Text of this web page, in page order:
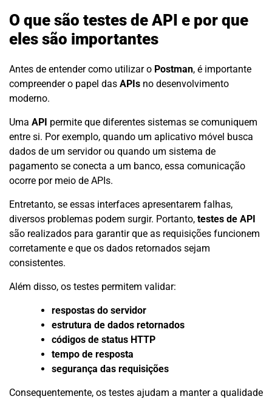
O que são testes de API e por que
eles são importantes
Antes de entender como utilizar o Postman, é importante
compreender o papel das APIs no desenvolvimento
moderno.
Uma API permite que diferentes sistemas se comuniquem
entre si. Por exemplo, quando um aplicativo móvel busca
dados de um servidor ou quando um sistema de
pagamento se conecta a um banco, essa comunicação
ocorre por meio de APIs.
Entretanto, se essas interfaces apresentarem falhas,
diversos problemas podem surgir. Portanto, testes de API
são realizados para garantir que as requisições funcionem
corretamente e que os dados retornados sejam
consistentes.
Além disso, os testes permitem validar:
respostas do servidor
estrutura de dados retornados
códigos de status HTTP
tempo de resposta
segurança das requisições
Consequentemente, os testes ajudam a manter a qualidade